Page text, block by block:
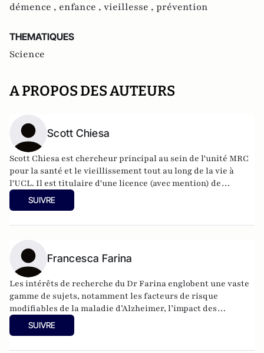
démence , enfance , vieillesse , prévention
THEMATIQUES
Science
A PROPOS DES AUTEURS
Scott Chiesa
Scott Chiesa est chercheur principal au sein de l'unité MRC
pour la santé et le vieillissement tout au long de la vie à
l'UCL. Il est titulaire d'une licence (avec mention) de
l'Université de Glasgow, d'un master (avec mention) du
King's College de Londres et d'un doctorat de l'Université
SUIVRE
Francesca Farina
Les intérêts de recherche du Dr Farina englobent une vaste
gamme de sujets, notamment les facteurs de risque
modifiables de la maladie d’Alzheimer, l’impact des
contraceptifs hormonaux sur la santé cérébrale des femmes
et l’anxiété liée à la démence chez les populations âgées.
SUIVRE